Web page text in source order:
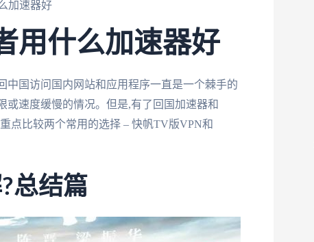
加速器好
用什么加速器好
中国访问国内网站和应用程序一直是一个棘手的
或速度缓慢的情况。但是,有了回国加速器和
点比较两个常用的选择 – 快帆TV版VPN和
总结篇